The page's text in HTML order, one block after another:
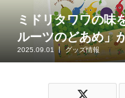
ミドリタワワの味
ルーツのどあめ」
2025.09.01 グッズ情報